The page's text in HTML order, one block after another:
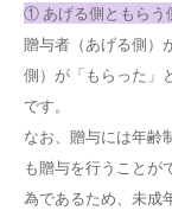
① あげる側ともらう
贈与者（あげる側）
側）が「もらった」
です。
なお、贈与には年齢
も贈与を行うことが
為であるため、未成